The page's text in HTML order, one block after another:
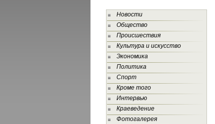
Новости
Общество
Происшествия
Культура и искусство
Экономика
Политика
Спорт
Кроме того
Интервью
Краеведение
Фотогалерея